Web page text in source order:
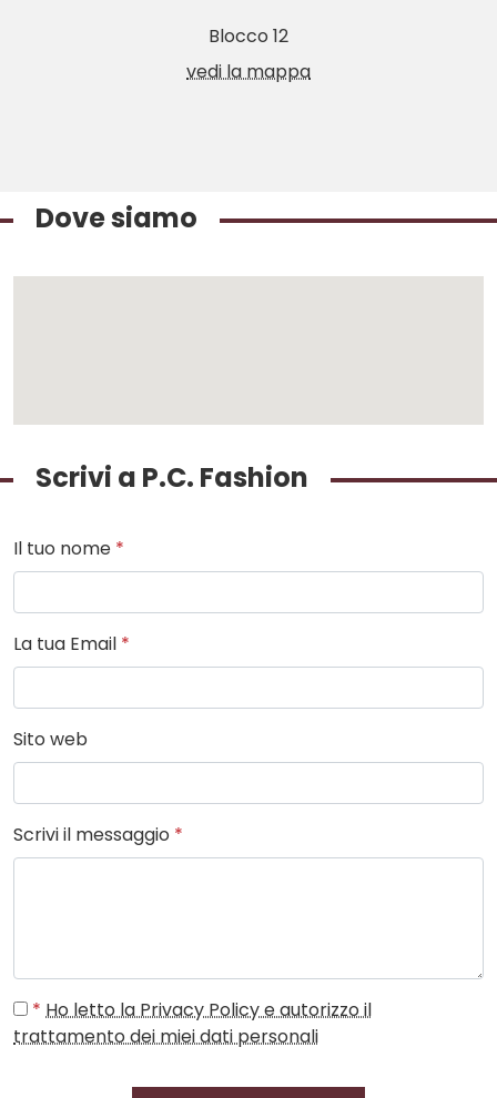
Blocco 12
vedi la mappa
Dove siamo
Scrivi a P.C. Fashion
Il tuo nome *
La tua Email *
Sito web
Scrivi il messaggio *
* Ho letto la Privacy Policy e autorizzo il
trattamento dei miei dati personali